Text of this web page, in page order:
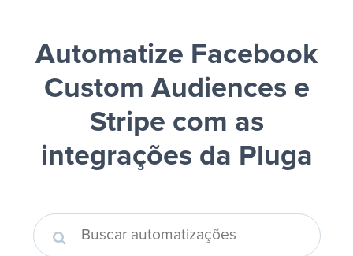
Automatize Facebook
Custom Audiences e
Stripe com as
integrações da Pluga